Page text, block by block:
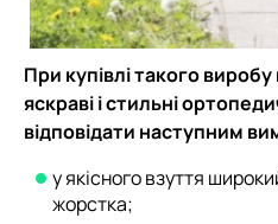
При купівлі такого
яскраві і стильні
відповідати наступним
у якісного взуття
жорстка;